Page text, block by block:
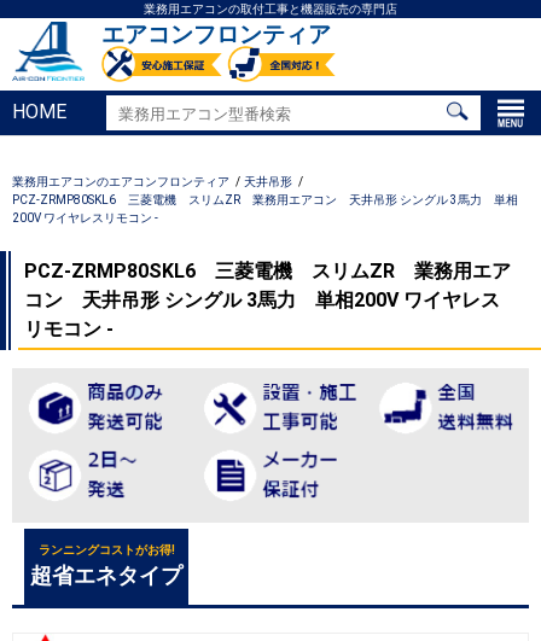
業務用エアコンの取付工事と機器販売の専門店
エアコンフロンティア
HOME
業務用エアコンのエアコンフロンティア
天井吊形
PCZ-ZRMP80SKL6 三菱電機 スリムZR 業務用エアコン 天井吊形 シングル 3馬力 単相
200V ワイヤレスリモコン -
PCZ-ZRMP80SKL6 三菱電機 スリムZR 業務用エア
コン 天井吊形 シングル 3馬力 単相200V ワイヤレス
リモコン -
ランニングコストがお得!
超省エネタイプ